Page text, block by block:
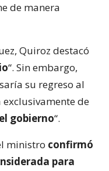
de manera
Quiroz destacó
“. Sin embargo,
su regreso al
de
gobierno“.
ministro confirmó
para